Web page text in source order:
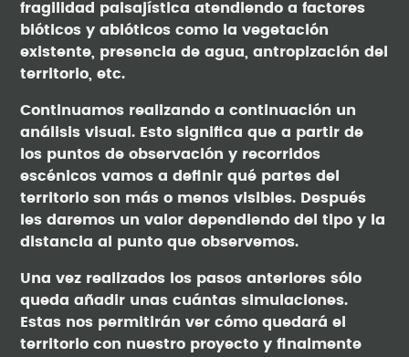
fragilidad paisajística atendiendo a factores
bióticos y abióticos como la vegetación
existente, presencia de agua, antropización del
territorio, etc.
Continuamos realizando a continuación un
análisis visual. Esto significa que a partir de
los puntos de observación y recorridos
escénicos vamos a definir qué partes del
territorio son más o menos visibles. Después
les daremos un valor dependiendo del tipo y la
distancia al punto que observemos.
Una vez realizados los pasos anteriores sólo
queda añadir unas cuántas simulaciones.
Estas nos permitirán ver cómo quedará el
territorio con nuestro proyecto y finalmente